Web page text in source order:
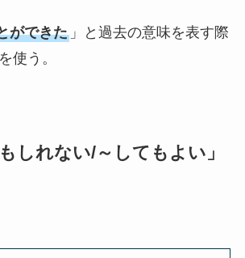
ができた」と過去の意味を表す際
使う。
しれない/～してもよい」